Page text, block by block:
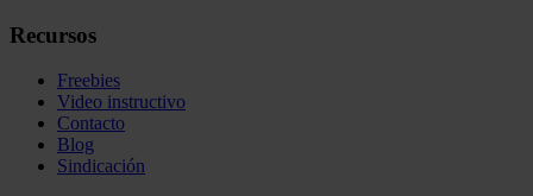
Recursos
Freebies
Video instructivo
Contacto
Blog
Sindicación